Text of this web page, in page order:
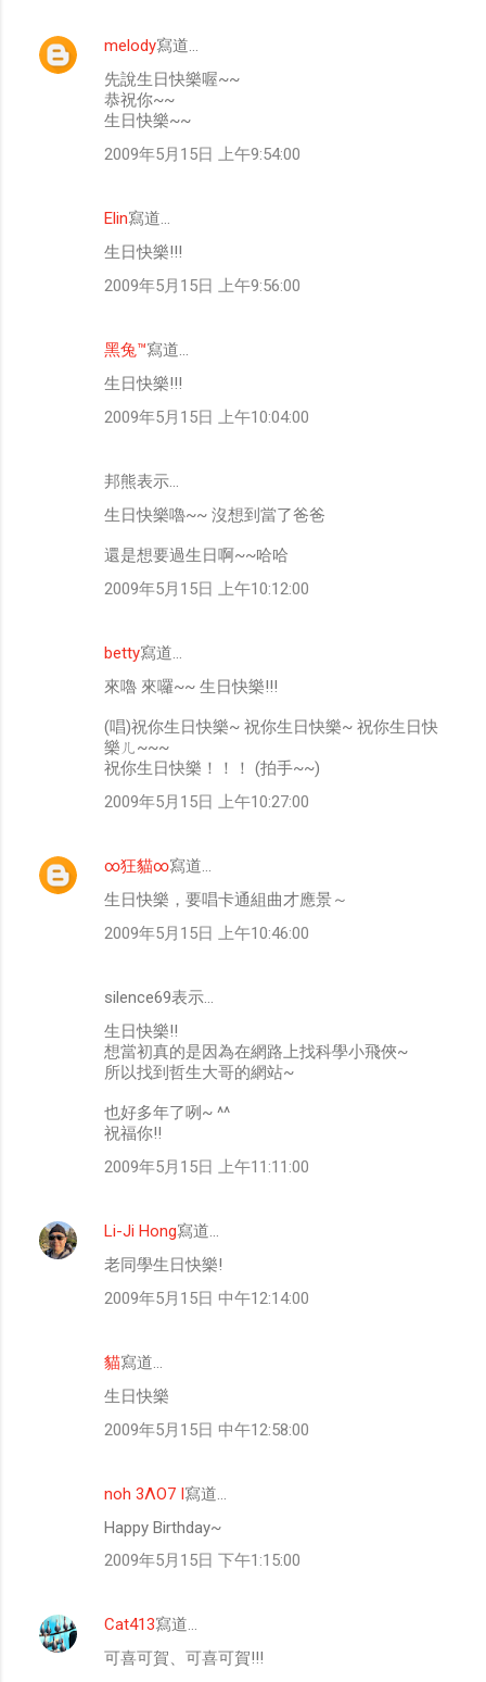
melody寫道…
先說生日快樂喔~~
恭祝你~~
生日快樂~~
2009年5月15日 上午9:54:00
Elin寫道…
生日快樂!!!
2009年5月15日 上午9:56:00
黑兔™寫道…
生日快樂!!!
2009年5月15日 上午10:04:00
邦熊表示…
生日快樂嚕~~ 沒想到當了爸爸
還是想要過生日啊~~哈哈
2009年5月15日 上午10:12:00
betty寫道…
來嚕 來囉~~ 生日快樂!!!
(唱)祝你生日快樂~ 祝你生日快樂~ 祝你生日快
樂ㄦ~~~
祝你生日快樂！！！ (拍手~~)
2009年5月15日 上午10:27:00
∞狂貓∞寫道…
生日快樂，要唱卡通組曲才應景～
2009年5月15日 上午10:46:00
silence69表示…
生日快樂!!
想當初真的是因為在網路上找科學小飛俠~
所以找到哲生大哥的網站~
也好多年了咧~ ^^
祝福你!!
2009年5月15日 上午11:11:00
Li-Ji Hong寫道…
老同學生日快樂!
2009年5月15日 中午12:14:00
貓寫道…
生日快樂
2009年5月15日 中午12:58:00
noh 3ΛO7 I寫道…
Happy Birthday~
2009年5月15日 下午1:15:00
Cat413寫道…
可喜可賀、可喜可賀!!!